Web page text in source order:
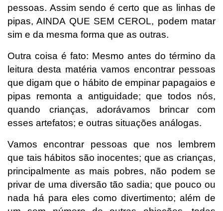
pessoas. Assim sendo é certo que as linhas de
pipas, AINDA QUE SEM CEROL, podem matar
sim e da mesma forma que as outras.
Outra coisa é fato: Mesmo antes do término da
leitura desta matéria vamos encontrar pessoas
que digam que o hábito de empinar papagaios e
pipas remonta a antiguidade; que todos nós,
quando crianças, adorávamos brincar com
esses artefatos; e outras situações análogas.
Vamos encontrar pessoas que nos lembrem
que tais hábitos são inocentes; que as crianças,
principalmente as mais pobres, não podem se
privar de uma diversão tão sadia; que pouco ou
nada há para eles como divertimento; além de